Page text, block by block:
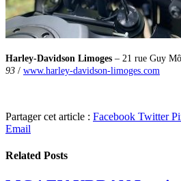
Harley-Davidson Limoges – 21 rue Guy
93 / www.harley-davidson-limoges.com
Partager cet article : Facebook Twitter
Email
Related Posts